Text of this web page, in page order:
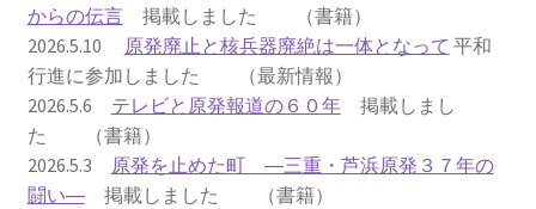
2023.10.8 原発ゼロへのカウントダウンinかわさき
講演会開催
2024.3.10第13回原発ゼロへのカウントダウンinかわさ
き集会
からの伝言掲載しました （書籍）
2026.5.10 原発廃止と核兵器廃絶は一体となって 平和
行進に参加しました （最新情報）
2026.5.6 テレビと原発報道の６０年掲載しまし
た （書籍）
2026.5.3 原発を止めた町 ―三重・芦浜原発３７年の
闘い―掲載しました （書籍）